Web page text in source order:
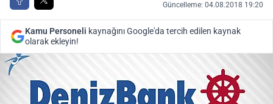
Güncelleme: 04.08.2018 19:20
Kamu Personeli kaynağını Google'da tercih edilen kaynak
olarak ekleyin!